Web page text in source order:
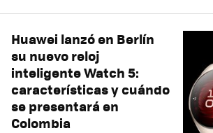
Huawei lanzó en Berlín
su nuevo reloj
inteligente Watch 5:
características y cuándo
se presentará en
Colombia